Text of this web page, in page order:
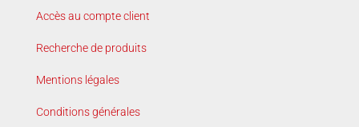
Accès au compte client
Recherche de produits
Mentions légales
Conditions générales